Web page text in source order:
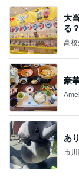
大
る
豪
あ
市